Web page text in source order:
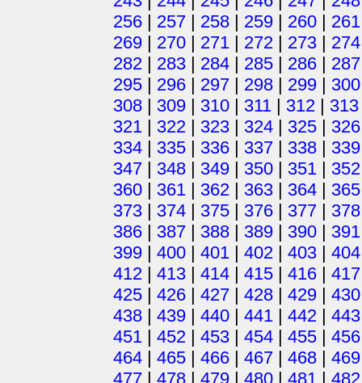
256 | 257 | 258 | 259 | 260 | 261
269 | 270 | 271 | 272 | 273 | 274
282 | 283 | 284 | 285 | 286 | 287
295 | 296 | 297 | 298 | 299 | 300
308 | 309 | 310 | 311 | 312 | 313
321 | 322 | 323 | 324 | 325 | 326
334 | 335 | 336 | 337 | 338 | 339
347 | 348 | 349 | 350 | 351 | 352
360 | 361 | 362 | 363 | 364 | 365
373 | 374 | 375 | 376 | 377 | 378
386 | 387 | 388 | 389 | 390 | 391
399 | 400 | 401 | 402 | 403 | 404
412 | 413 | 414 | 415 | 416 | 417
425 | 426 | 427 | 428 | 429 | 430
438 | 439 | 440 | 441 | 442 | 443
451 | 452 | 453 | 454 | 455 | 456
464 | 465 | 466 | 467 | 468 | 469
477 | 478 | 479 | 480 | 481 | 482